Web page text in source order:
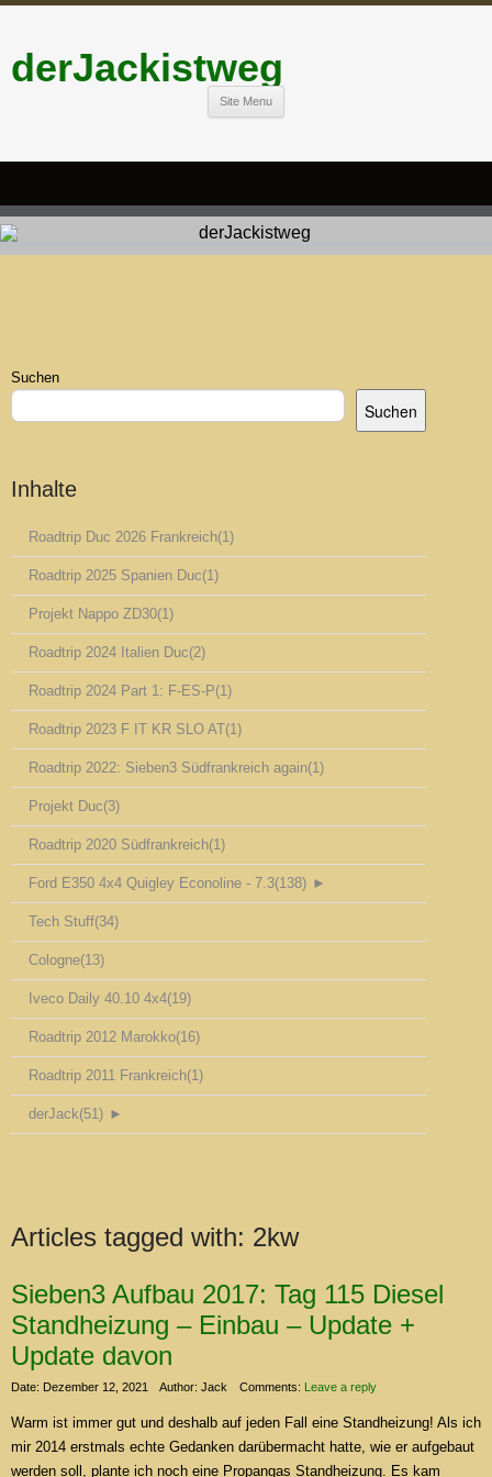
derJackistweg
Site Menu
Suchen
Suchen
Inhalte
Roadtrip Duc 2026 Frankreich(1)
Roadtrip 2025 Spanien Duc(1)
Projekt Nappo ZD30(1)
Roadtrip 2024 Italien Duc(2)
Roadtrip 2024 Part 1: F-ES-P(1)
Roadtrip 2023 F IT KR SLO AT(1)
Roadtrip 2022: Sieben3 Südfrankreich again(1)
Projekt Duc(3)
Roadtrip 2020 Südfrankreich(1)
Ford E350 4x4 Quigley Econoline - 7.3(138) ►
Tech Stuff(34)
Cologne(13)
Iveco Daily 40.10 4x4(19)
Roadtrip 2012 Marokko(16)
Roadtrip 2011 Frankreich(1)
derJack(51) ►
Articles tagged with: 2kw
Sieben3 Aufbau 2017: Tag 115 Diesel
Standheizung – Einbau – Update +
Update davon
Date: Dezember 12, 2021 Author: Jack Comments: Leave a reply
Warm ist immer gut und deshalb auf jeden Fall eine Standheizung! Als ich
mir 2014 erstmals echte Gedanken darübermacht hatte, wie er aufgebaut
werden soll, plante ich noch eine Propangas Standheizung. Es kam